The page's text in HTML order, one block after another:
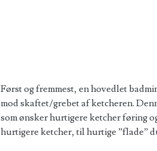
Først og fremmest, en hovedlet
mod skaftet/grebet af ketcheren.
som ønsker hurtigere ketcher føring
hurtigere ketcher, til hurtige ”flade”